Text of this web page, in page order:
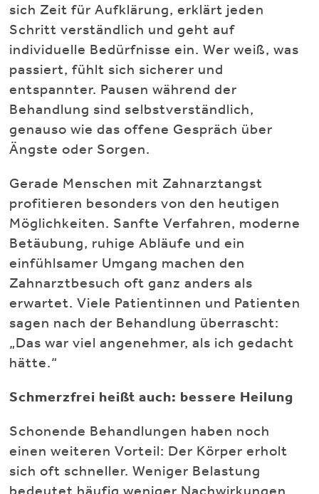
sich Zeit für Aufklärung, erklärt jeden
Schritt verständlich und geht auf
individuelle Bedürfnisse ein. Wer weiß, was
passiert, fühlt sich sicherer und
entspannter. Pausen während der
Behandlung sind selbstverständlich,
genauso wie das offene Gespräch über
Ängste oder Sorgen.
Gerade Menschen mit Zahnarztangst
profitieren besonders von den heutigen
Möglichkeiten. Sanfte Verfahren, moderne
Betäubung, ruhige Abläufe und ein
einfühlsamer Umgang machen den
Zahnarztbesuch oft ganz anders als
erwartet. Viele Patientinnen und Patienten
sagen nach der Behandlung überrascht:
„Das war viel angenehmer, als ich gedacht
hätte.“
Schmerzfrei heißt auch: bessere Heilung
Schonende Behandlungen haben noch
einen weiteren Vorteil: Der Körper erholt
sich oft schneller. Weniger Belastung
bedeutet häufig weniger Nachwirkungen,